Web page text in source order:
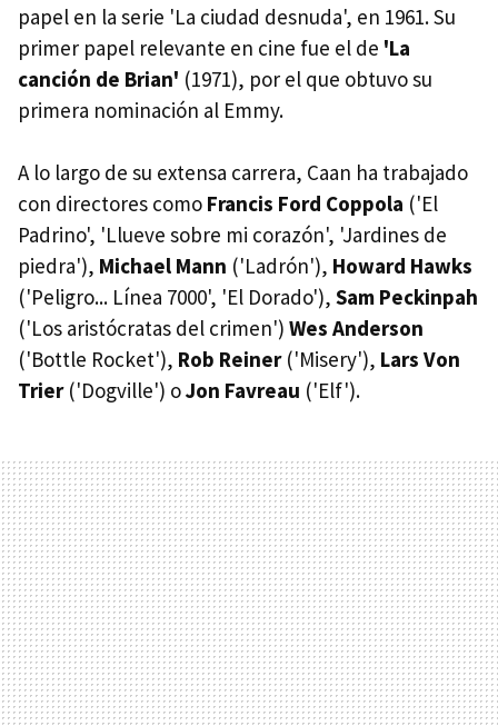
papel en la serie 'La ciudad desnuda', en 1961. Su
primer papel relevante en cine fue el de 'La
canción de Brian' (1971), por el que obtuvo su
primera nominación al Emmy.
A lo largo de su extensa carrera, Caan ha trabajado
con directores como Francis Ford Coppola ('El
Padrino', 'Llueve sobre mi corazón', 'Jardines de
piedra'), Michael Mann ('Ladrón'), Howard Hawks
('Peligro... Línea 7000', 'El Dorado'), Sam Peckinpah
('Los aristócratas del crimen') Wes Anderson
('Bottle Rocket'), Rob Reiner('Misery'), Lars Von
Trier('Dogville') oJon Favreau ('Elf').